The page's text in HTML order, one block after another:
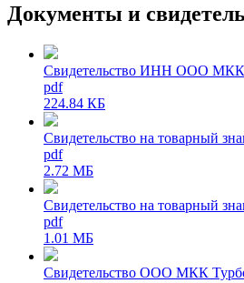
Документы и
Свидетельство ИНН ООО МКК
pdf
224.84 КБ
Свидетельство на товарный
pdf
2.72 МБ
Свидетельство на товарный
pdf
1.01 МБ
Свидетельство ООО МКК